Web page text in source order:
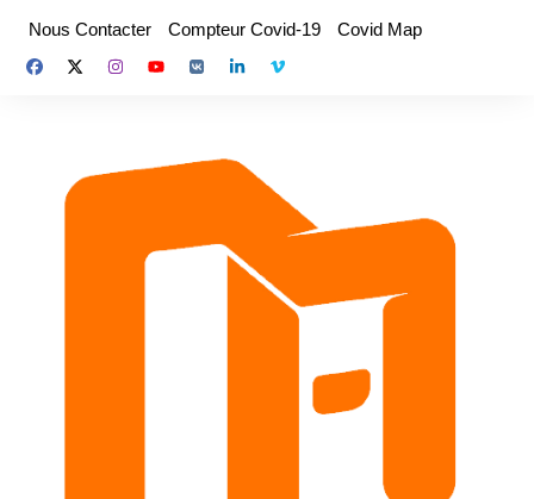
contenu
Nous Contacter Compteur Covid-19 Covid Map